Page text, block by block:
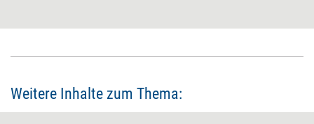
Weitere Inhalte zum Thema: